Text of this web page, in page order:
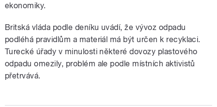
ekonomiky.
Britská vláda podle deníku uvádí, že vývoz odpadu
podléhá pravidlům a materiál má být určen k recyklaci.
Turecké úřady v minulosti některé dovozy plastového
odpadu omezily, problém ale podle místních aktivistů
přetrvává.